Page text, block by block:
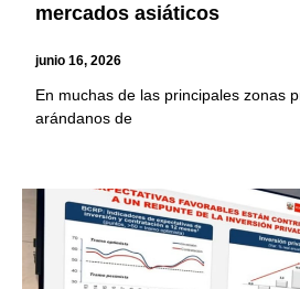
mercados asiáticos
junio 16, 2026
En muchas de las principales zonas
arándanos de